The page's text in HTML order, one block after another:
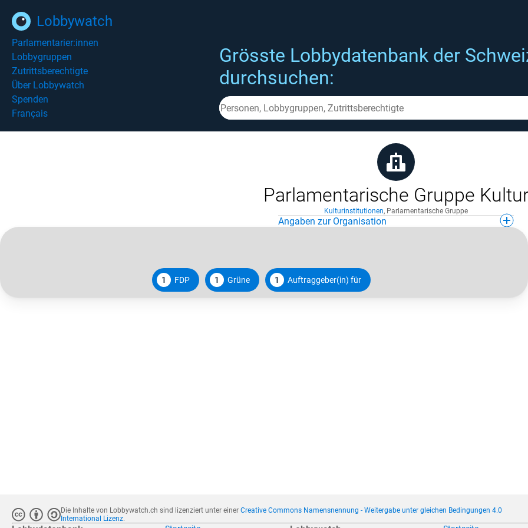
Lobbywatch
Parlamentarier:innen
Lobbygruppen
Zutrittsberechtigte
Über Lobbywatch
Spenden
Français
Grösste Lobbydatenbank der
durchsuchen:
Parlamentarische Gruppe
Kulturinstitutionen, Parlamentarische Gruppe
Angaben zur Organisation
1 FDP 1 Grüne 1 Auftraggeber(in) für
Die Inhalte von Lobbywatch.ch sind lizenziert unter einerCreative Commons Namensnennung - Weitergabe unter gleichen Bedingungen 4.0
International Lizenz.